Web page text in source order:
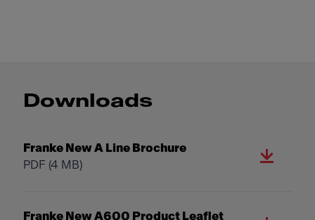
Downloads
Franke New A Line Brochure
PDF (4 MB)
Franke New A600 Product Leaflet